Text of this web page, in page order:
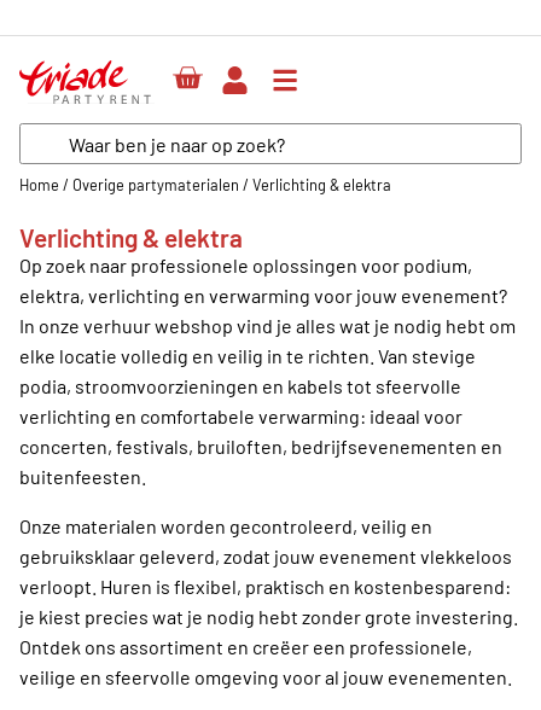
Home / Overige partymaterialen / Verlichting & elektra
Verlichting & elektra
Op zoek naar professionele oplossingen voor podium,
elektra, verlichting en verwarming voor jouw evenement?
In onze verhuur webshop vind je alles wat je nodig hebt om
elke locatie volledig en veilig in te richten. Van stevige
podia, stroomvoorzieningen en kabels tot sfeervolle
verlichting en comfortabele verwarming: ideaal voor
concerten, festivals, bruiloften, bedrijfsevenementen en
buitenfeesten.
Onze materialen worden gecontroleerd, veilig en
gebruiksklaar geleverd, zodat jouw evenement vlekkeloos
verloopt. Huren is flexibel, praktisch en kostenbesparend:
je kiest precies wat je nodig hebt zonder grote investering.
Ontdek ons assortiment en creëer een professionele,
veilige en sfeervolle omgeving voor al jouw evenementen.